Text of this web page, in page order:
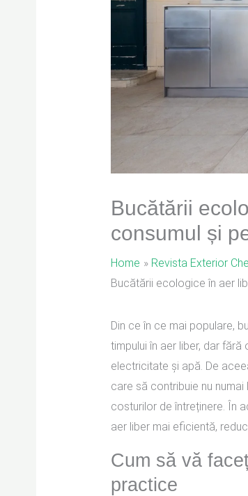
Bucătării
consumul și
Home
Revista Exterior
Bucătării ecologice în aer
Din ce în ce mai populare,
timpului în aer liber, dar
electricitate și apă. De
care să contribuie nu
costurilor de întreținere. În
aer liber mai eficientă,
Cum să vă
practice